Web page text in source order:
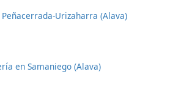
Urizaharra (Alava)
en Samaniego (Alava)